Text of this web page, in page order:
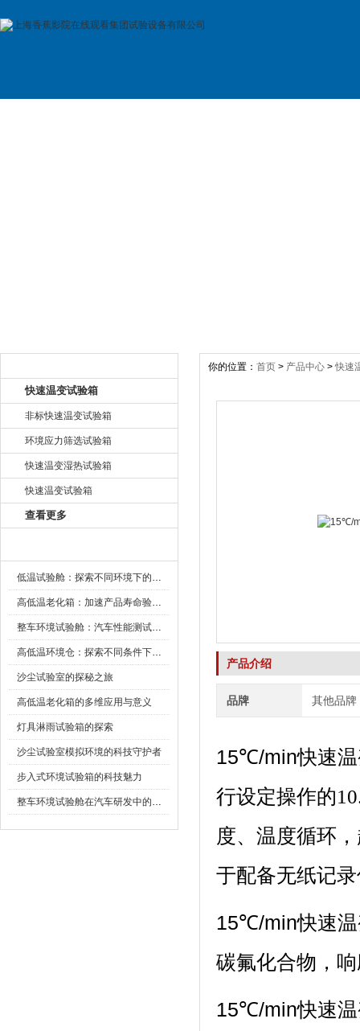
快速温变试验箱
非标快速温变试验箱
环境应力筛选试验箱
快速温变湿热试验箱
快速温变试验箱
查看更多
低温试验舱：探索不同环境下的科技边界
高低温老化箱：加速产品寿命验证的可靠伙伴
整车环境试验舱：汽车性能测试的设备
高低温环境仓：探索不同条件下的科学奥秘
沙尘试验室的探秘之旅
高低温老化箱的多维应用与意义
灯具淋雨试验箱的探索
沙尘试验室模拟环境的科技守护者
步入式环境试验箱的科技魅力
整车环境试验舱在汽车研发中的作用
你的位置： 首页 > 产品中心 >快速
产品介绍
品牌 其他品牌
15℃/min快速
行设定操作的
度、温度循
于配备无纸记录仪
15℃/min快速
碳氟化合物，
15℃/min快速